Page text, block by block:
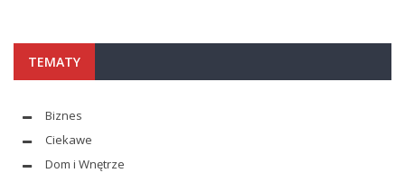
TEMATY
Biznes
Ciekawe
Dom i Wnętrze